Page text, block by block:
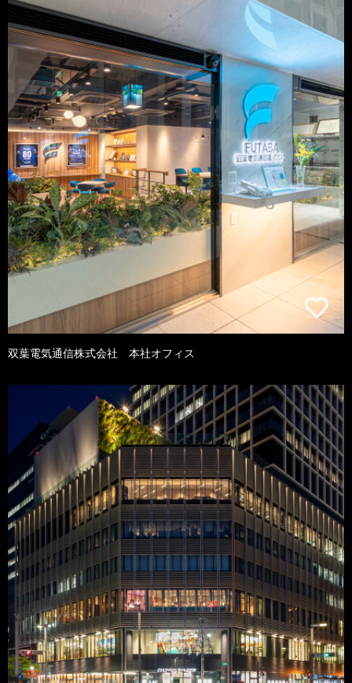
双葉電気通信株式会社 本社オフィス